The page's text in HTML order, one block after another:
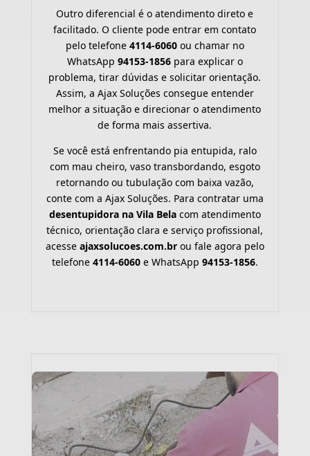
Outro diferencial é o atendimento direto e
facilitado. O cliente pode entrar em contato
pelo telefone 4114-6060ou chamar no
WhatsApp 94153-1856para explicar o
problema, tirar dúvidas e solicitar orientação.
Assim, a Ajax Soluções consegue entender
melhor a situação e direcionar o atendimento
de forma mais assertiva.
Se você está enfrentando pia entupida, ralo
com mau cheiro, vaso transbordando, esgoto
retornando ou tubulação com baixa vazão,
conte com a Ajax Soluções. Para contratar uma
desentupidora na Vila Belacom atendimento
técnico, orientação clara e serviço profissional,
acesse ajaxsolucoes.com.brou fale agora pelo
telefone 4114-6060e WhatsApp 94153-1856.